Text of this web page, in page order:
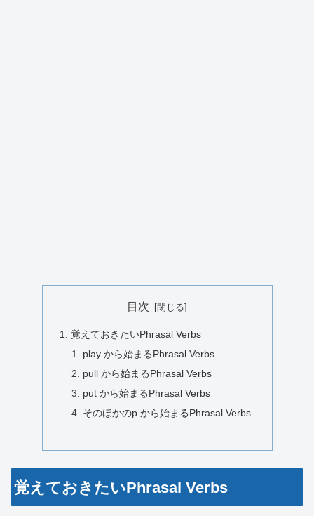
目次
覚えておきたいPhrasal Verbs
play から始まるPhrasal Verbs
pull から始まるPhrasal Verbs
put から始まるPhrasal Verbs
そのほかのp から始まるPhrasal Verbs
覚えておきたいPhrasal Verbs